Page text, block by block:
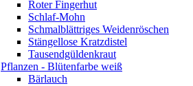
Roter Fingerhut
Schlaf-Mohn
Schmalblättriges Weidenröschen
Stängellose Kratzdistel
Tausendgüldenkraut
Pflanzen - Blütenfarbe weiß
Bärlauch